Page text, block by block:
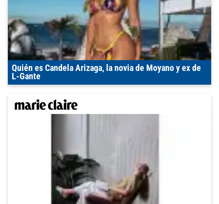
Quién es Candela Arizaga, la novia de Moyano y ex de
L-Gante